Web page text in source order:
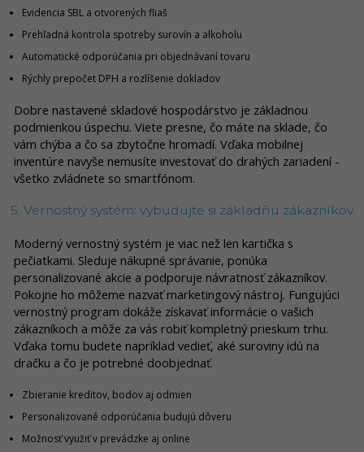
Evidencia SBL a otvorených fliaš
Prehľadná kontrola spotreby surovín a alkoholu
Automatické odporúčania pri objednávaní tovaru
Rýchly prepočet DPH a rozlíšenie dokladov
Dobre nastavené skladové hospodárstvo je základnou
podmienkou úspechu. Viete presne, čo máte na sklade, čo
vám chýba a čo sa zbytočne hromadí. Vďaka mobilnej
inventúre navyše nemusíte investovať do drahých zariadení -
všetko zvládnete so smartfónom.
5. Vernostný systém: vybudujte si základňu zákazníkov
Moderný vernostný systém je viac než len kartička s
pečiatkami. Sleduje nákupné správanie, ponúka
personalizované akcie a podporuje návratnosť zákazníkov.
Pokojne ho môžeme nazvať marketingový nástroj. Fungujúci
vernostný program dokáže získavať informácie o vašich
zákazníkoch a môže za vás robiť kompletný prieskum trhu.
Vďaka tomu budete napríklad vedieť, aké suroviny idú na
dračku a čo je potrebné doobjednať.
Zbieranie kreditov, bodov aj odmien
Personalizované odporúčania budujú dôveru
Možnosť využiť v prevádzke aj online